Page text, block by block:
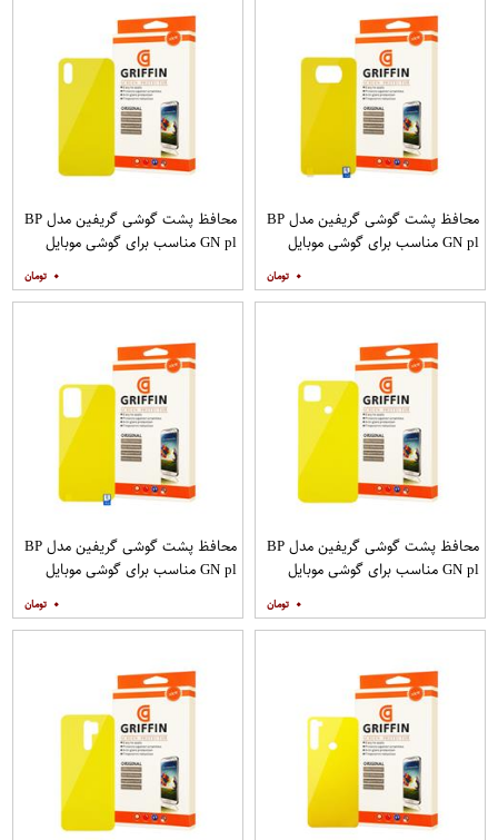
محافظ پشت گوشی گریفین مدل BP
GN pl مناسب برای گوشی موبایل
۰
محافظ پشت گوشی گریفین مدل BP
GN pl مناسب برای گوشی موبایل
۰
محافظ پشت گوشی گریفین مدل BP
GN pl مناسب برای گوشی موبایل
۰
محافظ پشت گوشی گریفین مدل BP
GN pl مناسب برای گوشی موبایل
۰